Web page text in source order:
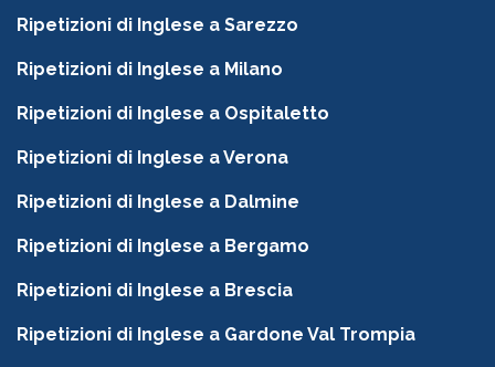
Ripetizioni di Inglese a Sarezzo
Ripetizioni di Inglese a Milano
Ripetizioni di Inglese a Ospitaletto
Ripetizioni di Inglese a Verona
Ripetizioni di Inglese a Dalmine
Ripetizioni di Inglese a Bergamo
Ripetizioni di Inglese a Brescia
Ripetizioni di Inglese a Gardone Val Trompia